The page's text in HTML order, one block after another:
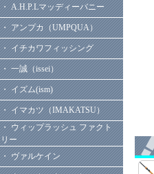
・ A.H.P.Lマッディーバニー
・ アンプカ（UMPQUA）
・ イチカワフィッシング
・ 一誠（issei）
・ イズム(ism)
・ イマカツ（IMAKATSU）
・ ウィップラッシュ ファクト
リー
・ ヴァルケイン